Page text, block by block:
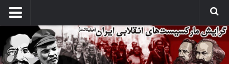
انتشارات
نشریه کارگر میلیتانت